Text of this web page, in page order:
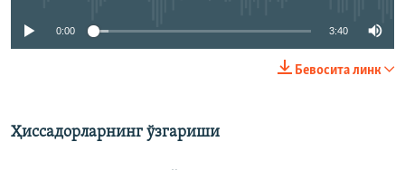
0:00 3:40
Бевосита линк
Ҳиссадорларнинг ўзгариши